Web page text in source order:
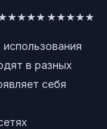
★★★★★
в разных
себя